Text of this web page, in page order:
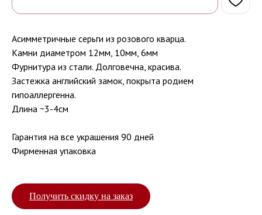
Асимметричные серьги из розового кварца.
Камни диаметром 12мм, 10мм, 6мм
Фурнитура из стали. Долговечна, красива.
Застежка английский замок, покрыта родием
гипоаллергенна.
Длина ~3-4см
Гарантия на все украшения 90 дней
Фирменная упаковка
Получить скидку на заказ